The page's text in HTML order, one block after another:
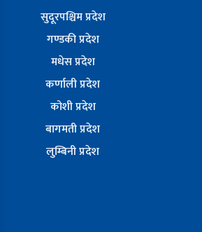
सुदूरपश्चिम प्रदेश
गण्डकी प्रदेश
मधेस प्रदेश
कर्णाली प्रदेश
कोशी प्रदेश
बागमती प्रदेश
लुम्बिनी प्रदेश